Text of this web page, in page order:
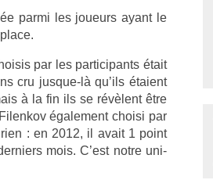
parmi les joueurs ayant le
par les par­ticipants était
cru jusque-là qu’ils étaient
à la fin ils se révèlent être
égale­ment choisi par
: en 2012, il avait 1 point
mois. C’est notre uni­